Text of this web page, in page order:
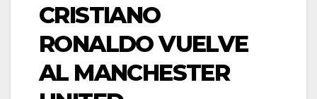
CRISTIANO
RONALDO VUELVE
AL MANCHESTER